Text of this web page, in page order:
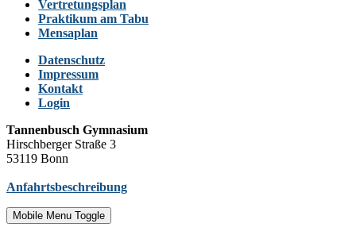
Vertretungsplan
Praktikum am Tabu
Mensaplan
Datenschutz
Impressum
Kontakt
Login
Tannenbusch Gymnasium
Hirschberger Straße 3
53119 Bonn
Anfahrtsbeschreibung
Mobile Menu Toggle